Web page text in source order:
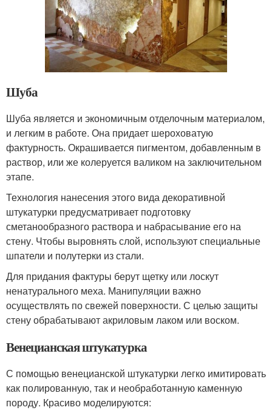
Шуба
Шуба является и экономичным отделочным материалом,
и легким в работе. Она придает шероховатую
фактурность. Окрашивается пигментом, добавленным в
раствор, или же колеруется валиком на заключительном
этапе.
Технология нанесения этого вида декоративной
штукатурки предусматривает подготовку
сметанообразного раствора и набрасывание его на
стену. Чтобы выровнять слой, используют специальные
шпатели и полутерки из стали.
Для придания фактуры берут щетку или лоскут
ненатурального меха. Манипуляции важно
осуществлять по свежей поверхности. С целью защиты
стену обрабатывают акриловым лаком или воском.
Венецианская штукатурка
С помощью венецианской штукатурки легко имитировать
как полированную, так и необработанную каменную
породу. Красиво моделируются: